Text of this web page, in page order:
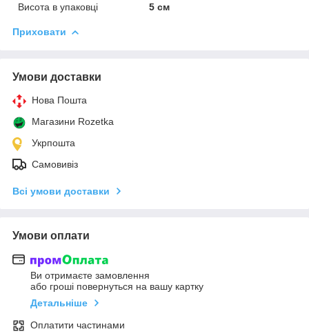
Висота в упаковці
5 см
Приховати
Умови доставки
Нова Пошта
Магазини Rozetka
Укрпошта
Самовивіз
Всі умови доставки
Умови оплати
Ви отримаєте замовлення
або гроші повернуться на вашу картку
Детальніше
Оплатити частинами